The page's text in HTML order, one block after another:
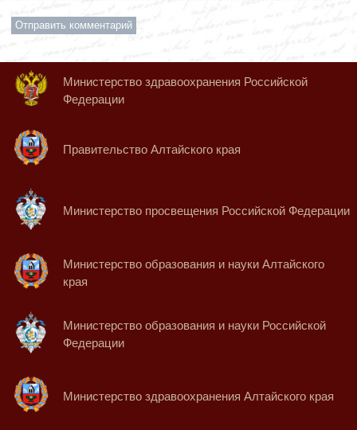
Министерство здравоохранения Российской
Федерации
Правительство Алтайского края
Министерство просвещения Российской Федерации
Министерство образования и науки Алтайского
края
Министерство образования и науки Российской
Федерации
Министерство здравоохранения Алтайского края